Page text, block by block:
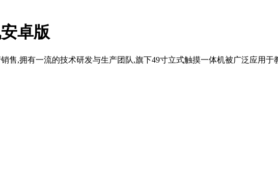
卓版
售,拥有一流的技术研发与生产团队,旗下49寸立式触摸一体机被广泛应用